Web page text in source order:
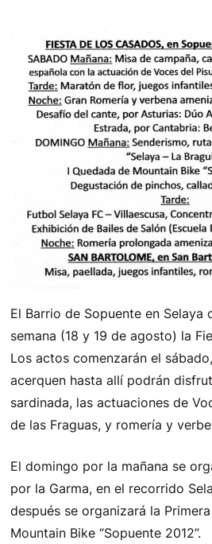
El Barrio de Sopuente en Selaya
semana (18 y 19 de agosto) la
Los actos comenzarán el
acerquen hasta allí podrán
sardinada, las actuaciones de
de las Fraguas, y romería y
El domingo por la mañana se
por la Garma, en el recorrido
después se organizará la
Mountain Bike “Sopuente 2012”.